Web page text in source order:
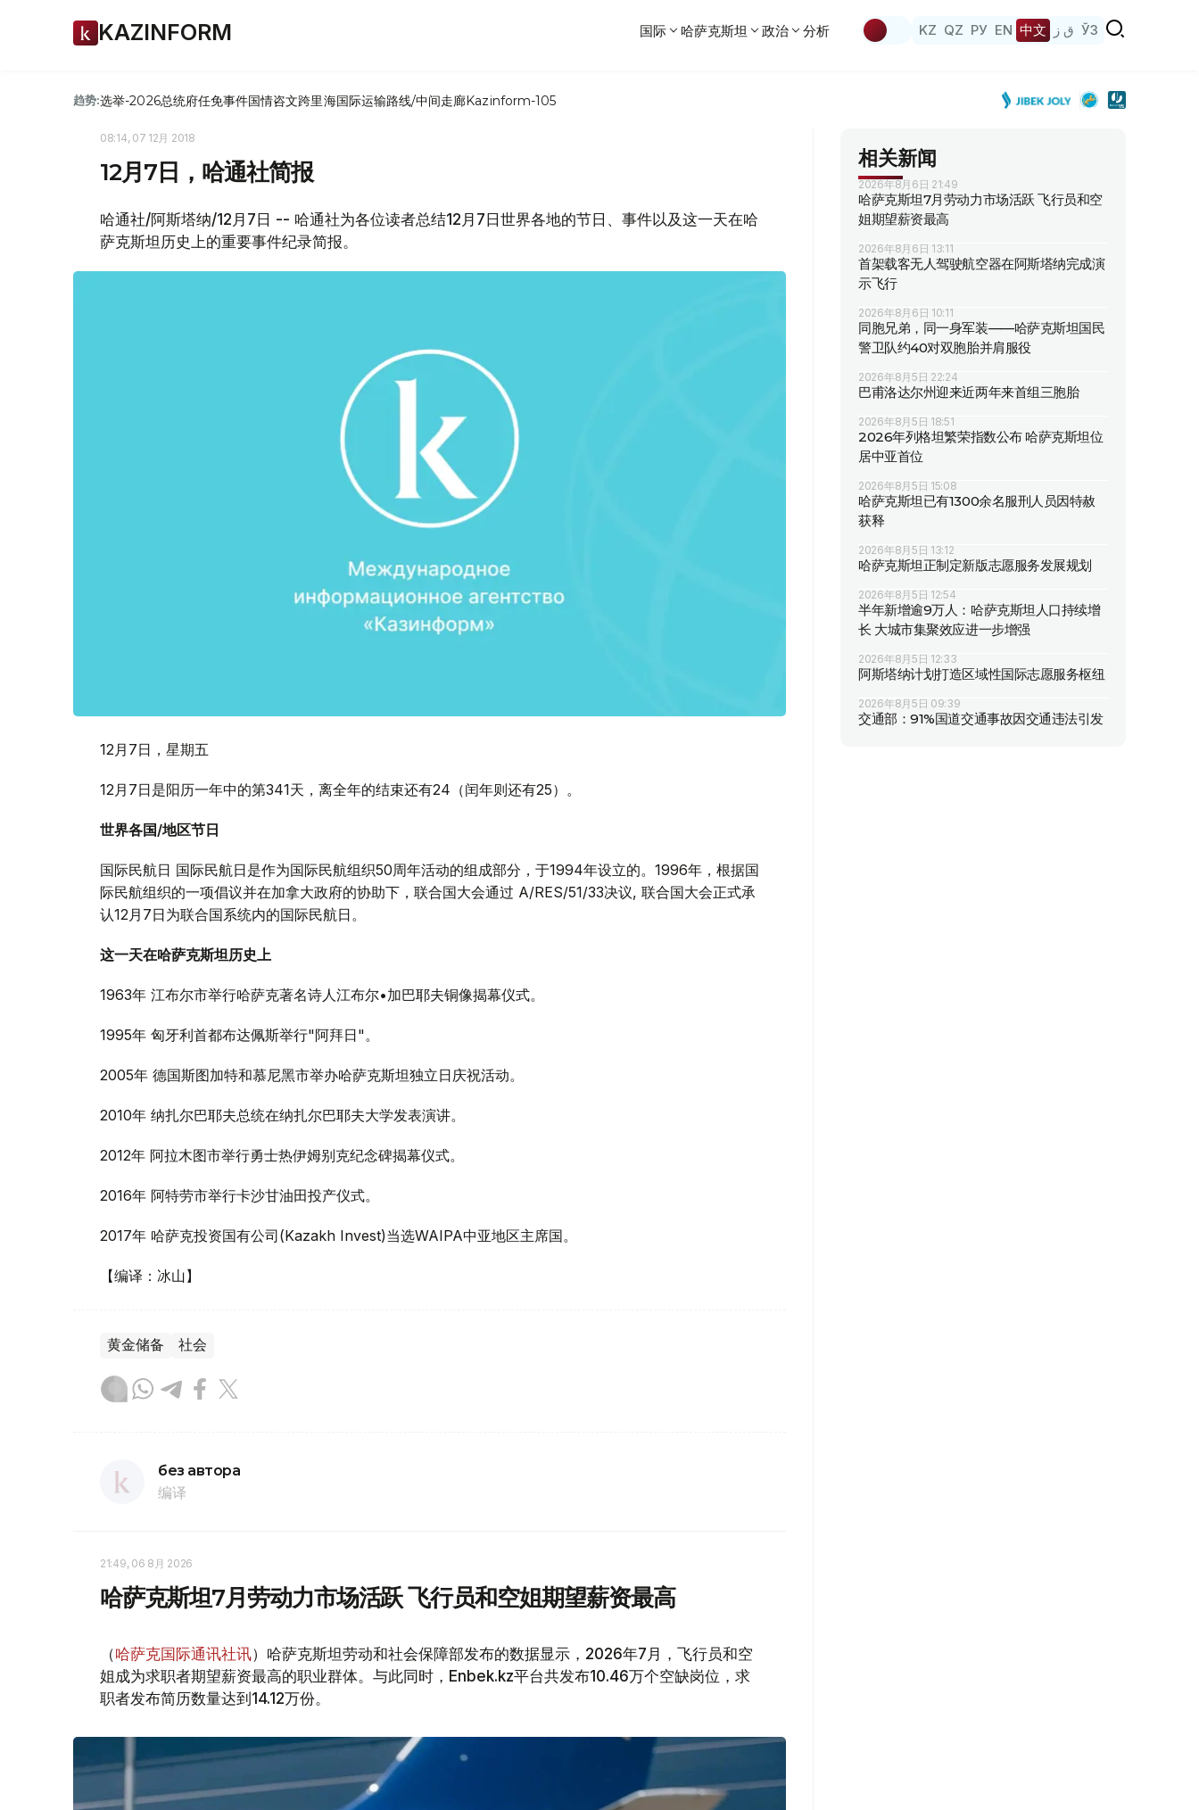
KAZINFORM 国际 哈萨克斯坦 政治 分析 KZ QZ РУ EN 中文 ق ز ЎЗ
趋势:选举-2026总统府任免事件国情咨文跨里海国际运输路线/中间走廊Kazinform-105
08:14, 07 12月 2018
12月7日，哈通社简报
哈通社/阿斯塔纳/12月7日 -- 哈通社为各位读者总结12月7日世界各地的节日、事件以及这一天在哈
萨克斯坦历史上的重要事件纪录简报。
12月7日，星期五
12月7日是阳历一年中的第341天，离全年的结束还有24（闰年则还有25）。
世界各国/地区节日
国际民航日 国际民航日是作为国际民航组织50周年活动的组成部分，于1994年设立的。1996年，根据国
际民航组织的一项倡议并在加拿大政府的协助下，联合国大会通过 A/RES/51/33决议, 联合国大会正式承
认12月7日为联合国系统内的国际民航日。
这一天在哈萨克斯坦历史上
1963年 江布尔市举行哈萨克著名诗人江布尔•加巴耶夫铜像揭幕仪式。
1995年 匈牙利首都布达佩斯举行"阿拜日"。
2005年 德国斯图加特和慕尼黑市举办哈萨克斯坦独立日庆祝活动。
2010年 纳扎尔巴耶夫总统在纳扎尔巴耶夫大学发表演讲。
2012年 阿拉木图市举行勇士热伊姆别克纪念碑揭幕仪式。
2016年 阿特劳市举行卡沙甘油田投产仪式。
2017年 哈萨克投资国有公司(Kazakh Invest)当选WAIPA中亚地区主席国。
【编译：冰山】
黄金储备 社会
без автора
编译
21:49, 06 8月 2026
哈萨克斯坦7月劳动力市场活跃 飞行员和空姐期望薪资最高
（哈萨克国际通讯社讯）哈萨克斯坦劳动和社会保障部发布的数据显示，2026年7月，飞行员和空
姐成为求职者期望薪资最高的职业群体。与此同时，Enbek.kz平台共发布10.46万个空缺岗位，求
职者发布简历数量达到14.12万份。
相关新闻
2026年8月6日 21:49
哈萨克斯坦7月劳动力市场活跃 飞行员和空
姐期望薪资最高
2026年8月6日 13:11
首架载客无人驾驶航空器在阿斯塔纳完成演
示飞行
2026年8月6日 10:11
同胞兄弟，同一身军装——哈萨克斯坦国民
警卫队约40对双胞胎并肩服役
2026年8月5日 22:24
巴甫洛达尔州迎来近两年来首组三胞胎
2026年8月5日 18:51
2026年列格坦繁荣指数公布 哈萨克斯坦位
居中亚首位
2026年8月5日 15:08
哈萨克斯坦已有1300余名服刑人员因特赦
获释
2026年8月5日 13:12
哈萨克斯坦正制定新版志愿服务发展规划
2026年8月5日 12:54
半年新增逾9万人：哈萨克斯坦人口持续增
长 大城市集聚效应进一步增强
2026年8月5日 12:33
阿斯塔纳计划打造区域性国际志愿服务枢纽
2026年8月5日 09:39
交通部：91%国道交通事故因交通违法引发